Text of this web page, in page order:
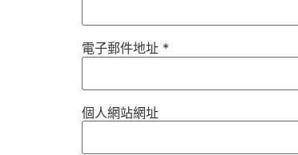
電子郵件地址 *
個人網站網址